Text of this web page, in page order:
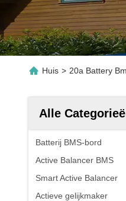
Huis > 20a Battery
Alle
Batterij BMS-bord
Active Balancer BMS
Smart Active Balancer
Actieve gelijkmaker